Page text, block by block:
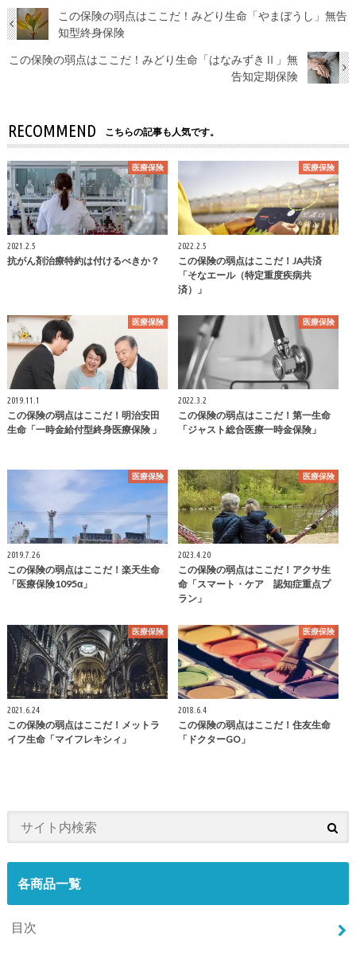
この保険の弱点はここだ！みどり生命「やまぼうし」無告
知型終身保険
この保険の弱点はここだ！みどり生命「はなみずきⅡ」無
告知定期保険
RECOMMEND こちらの記事も人気です。
医療保険
2021.2.5
抗がん剤治療特約は付けるべきか？
医療保険
2022.2.5
この保険の弱点はここだ！JA共済
「そなエール（特定重度疾病共
済）」
医療保険
2019.11.1
この保険の弱点はここだ！明治安田
生命「一時金給付型終身医療保険 」
医療保険
2022.3.2
この保険の弱点はここだ！第一生命
「ジャスト総合医療一時金保険」
医療保険
2019.7.26
この保険の弱点はここだ！楽天生命
「医療保険1095α」
医療保険
2023.4.20
この保険の弱点はここだ！アクサ生
命「スマート・ケア 認知症重点プ
ラン」
医療保険
2021.6.24
この保険の弱点はここだ！メットラ
イフ生命「マイフレキシィ」
医療保険
2018.6.4
この保険の弱点はここだ！住友生命
「ドクターGO」
各商品一覧
目次